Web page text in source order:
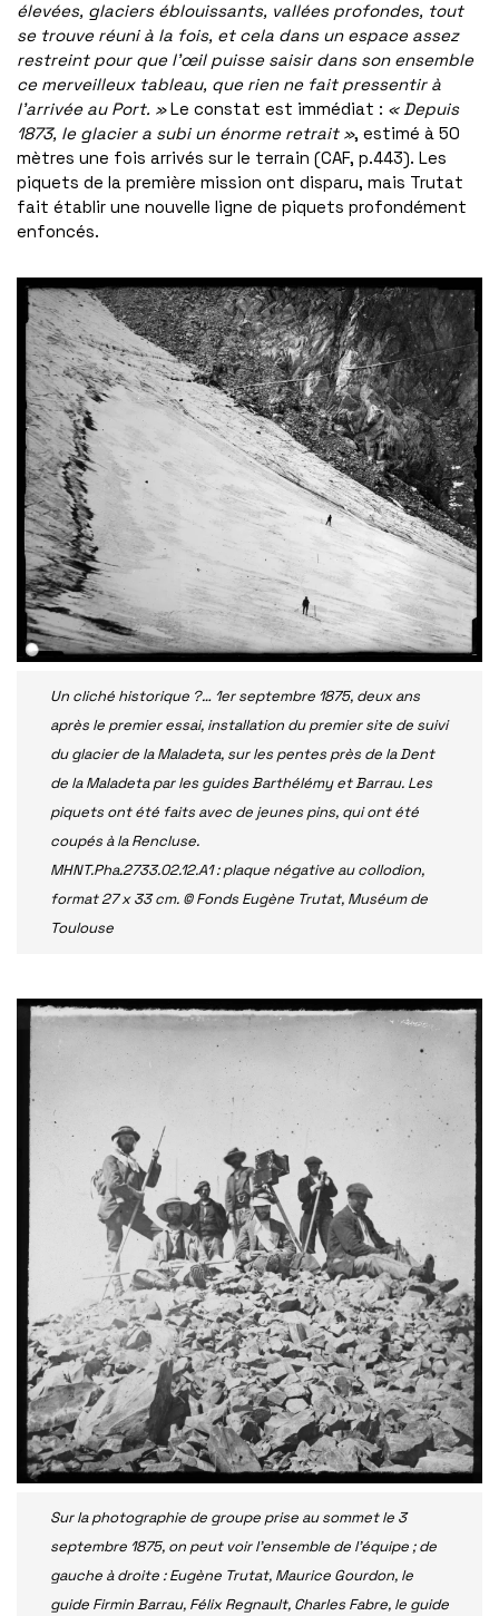
élevées, glaciers éblouissants, vallées profondes, tout
se trouve réuni à la fois, et cela dans un espace assez
restreint pour que l’œil puisse saisir dans son ensemble
ce merveilleux tableau, que rien ne fait pressentir à
l’arrivée au Port. »Le constat est immédiat : « Depuis
1873, le glacier a subi un énorme retrait », estimé à 50
mètres une fois arrivés sur le terrain (CAF, p.443). Les
piquets de la première mission ont disparu, mais Trutat
fait établir une nouvelle ligne de piquets profondément
enfoncés.
Un cliché historique ?… 1er septembre 1875, deux ans
après le premier essai, installation du premier site de suivi
du glacier de la Maladeta, sur les pentes près de la Dent
de la Maladeta par les guides Barthélémy et Barrau. Les
piquets ont été faits avec de jeunes pins, qui ont été
coupés à la Rencluse.
MHNT.Pha.2733.02.12.A1 : plaque négative au collodion,
format 27 x 33 cm. © Fonds Eugène Trutat, Muséum de
Toulouse
Sur la photographie de groupe prise au sommet le 3
septembre 1875, on peut voir l’ensemble de l’équipe ; de
gauche à droite : Eugène Trutat, Maurice Gourdon, le
guide Firmin Barrau, Félix Regnault, Charles Fabre, le guide